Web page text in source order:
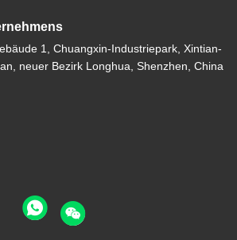
1, Chuangxin-Industriepark, Xintian-
neuer Bezirk Longhua, Shenzhen, China